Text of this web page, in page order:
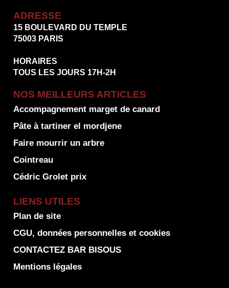
ADRESSE
15 BOULEVARD DU TEMPLE
75003 PARIS
HORAIRES
TOUS LES JOURS 17H-2H
NOS MEILLEURS ARTICLES
Accompagnement marget de canard
Pâte à tartiner el mordjene
Faire mourrir un arbre
Cointreau
Cédric Grolet prix
LIENS UTILES
Plan de site
CGU, données personnelles et cookies
CONTACTEZ BAR BISOUS
Mentions légales